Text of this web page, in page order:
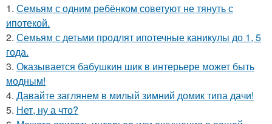
1. Семьям с одним ребёнком советуют не тянуть с
ипотекой.
2. Семьям с детьми продлят ипотечные каникулы до 1, 5
года.
3. Оказывается бабушкин шик в интерьере может быть
модным!
4. Давайте заглянем в милый зимний домик типа дачи!
5. Нет, ну а что?